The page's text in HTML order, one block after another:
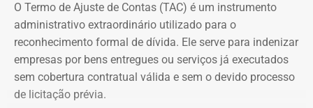
quatro valores, que somam R$ 13.112,09, sem
atualização monetária.
A Procuradoria cita ainda que o Tribunal concluiu que o
deputado participou da gestão desses recursos,
autorizando transferências para contas da prefeitura e
O Termo de Ajuste de Contas (TAC) é um instrumento
administrativo extraordinário utilizado para o
reconhecimento formal de dívida. Ele serve para indenizar
empresas por bens entregues ou serviços já executados
sem cobertura contratual válida e sem o devido processo
de licitação prévia.